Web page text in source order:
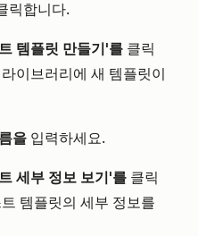
릭합니다.
템플릿 만들기'를 클릭
이브러리에 새 템플릿이
을 입력하세요.
세부 정보 보기'를 클릭
템플릿의 세부 정보를